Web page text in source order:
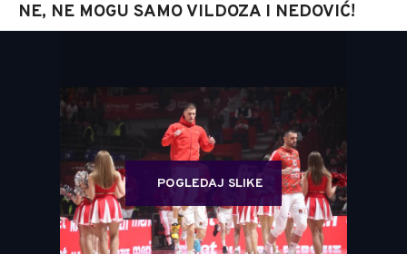
NE, NE MOGU SAMO VILDOZA I NEDOVIĆ!
POGLEDAJ SLIKE